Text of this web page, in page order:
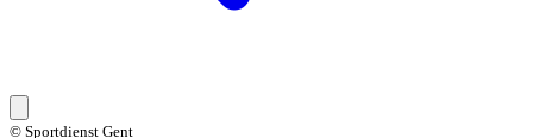
© Sportdienst Gent